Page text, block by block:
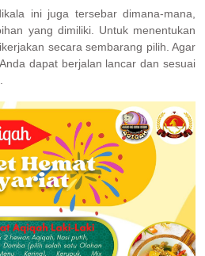
ini juga tersebar dimana-mana,
yang dimiliki. Untuk menentukan
secara sembarang pilih. Agar
dapat berjalan lancar dan sesuai